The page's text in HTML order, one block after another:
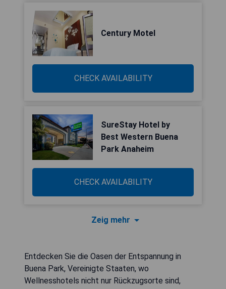
Century Motel
CHECK AVAILABILITY
SureStay Hotel by
Best Western Buena
Park Anaheim
CHECK AVAILABILITY
Zeig mehr
Entdecken Sie die Oasen der Entspannung in
Buena Park, Vereinigte Staaten, wo
Wellnesshotels nicht nur Rückzugsorte sind,